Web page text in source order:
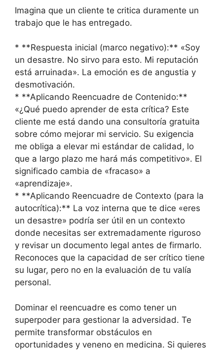
Imagina que un cliente te critica duramente un
trabajo que le has entregado.
* **Respuesta inicial (marco negativo):** «Soy
un desastre. No sirvo para esto. Mi reputación
está arruinada». La emoción es de angustia y
desmotivación.
* **Aplicando Reencuadre de Contenido:**
«¿Qué puedo aprender de esta crítica? Este
cliente me está dando una consultoría gratuita
sobre cómo mejorar mi servicio. Su exigencia
me obliga a elevar mi estándar de calidad, lo
que a largo plazo me hará más competitivo». El
significado cambia de «fracaso» a
«aprendizaje».
* **Aplicando Reencuadre de Contexto (para la
autocrítica):** La voz interna que te dice «eres
un desastre» podría ser útil en un contexto
donde necesitas ser extremadamente riguroso
y revisar un documento legal antes de firmarlo.
Reconoces que la capacidad de ser crítico tiene
su lugar, pero no en la evaluación de tu valía
personal.
Dominar el reencuadre es como tener un
superpoder para gestionar la adversidad. Te
permite transformar obstáculos en
oportunidades y veneno en medicina. Si quieres